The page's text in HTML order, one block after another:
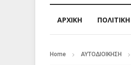
ΑΡΧΙΚΉ ΠΟΛΙΤΙΚΗ
Home ΑΥΤΟΔΙΟΙΚΗΣΗ